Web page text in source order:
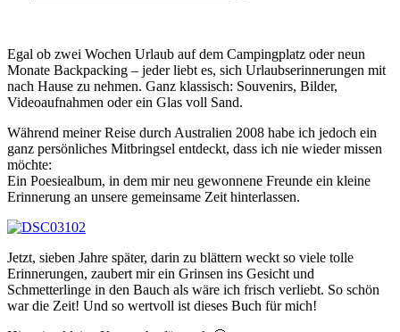
Egal ob zwei Wochen Urlaub auf dem Campingplatz oder neun
Monate Backpacking – jeder liebt es, sich Urlaubserinnerungen mit
nach Hause zu nehmen. Ganz klassisch: Souvenirs, Bilder,
Videoaufnahmen oder ein Glas voll Sand.
Während meiner Reise durch Australien 2008 habe ich jedoch ein
ganz persönliches Mitbringsel entdeckt, dass ich nie wieder missen
möchte:
Ein Poesiealbum, in dem mir neu gewonnene Freunde ein kleine
Erinnerung an unsere gemeinsame Zeit hinterlassen.
Jetzt, sieben Jahre später, darin zu blättern weckt so viele tolle
Erinnerungen, zaubert mir ein Grinsen ins Gesicht und
Schmetterlinge in den Bauch als wäre ich frisch verliebt. So schön
war die Zeit! Und so wertvoll ist dieses Buch für mich!